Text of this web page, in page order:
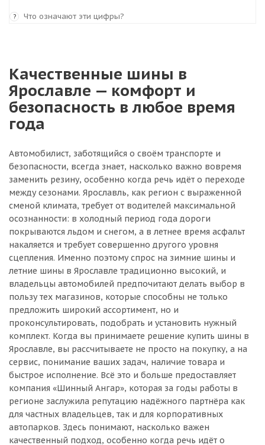
? Что означают эти цифры?
Качественные шины в
Ярославле — комфорт и
безопасность в любое время
года
Автомобилист, заботящийся о своём транспорте и
безопасности, всегда знает, насколько важно вовремя
заменить резину, особенно когда речь идёт о переходе
между сезонами. Ярославль, как регион с выраженной
сменой климата, требует от водителей максимальной
осознанности: в холодный период года дороги
покрываются льдом и снегом, а в летнее время асфальт
накаляется и требует совершенно другого уровня
сцепления. Именно поэтому спрос на зимние шины и
летние шины в Ярославле традиционно высокий, и
владельцы автомобилей предпочитают делать выбор в
пользу тех магазинов, которые способны не только
предложить широкий ассортимент, но и
проконсультировать, подобрать и установить нужный
комплект. Когда вы принимаете решение купить шины в
Ярославле, вы рассчитываете не просто на покупку, а на
сервис, понимание ваших задач, наличие товара и
быстрое исполнение. Всё это и больше предоставляет
компания «Шинный Ангар», которая за годы работы в
регионе заслужила репутацию надёжного партнёра как
для частных владельцев, так и для корпоративных
автопарков. Здесь понимают, насколько важен
качественный подход, особенно когда речь идёт о